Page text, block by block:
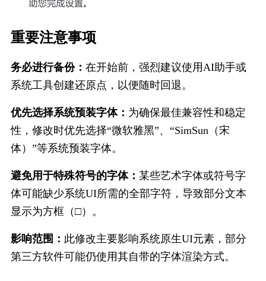
重要注​意事项
务必进行备份： 在开始前，强烈建议使用AI助手或
系统工具创建还原点，以便随时回退。
优先选择系统预装字体： 为确保最佳兼容性和稳定
性，修改时优先选择“微软雅黑”、“SimSun（宋
体）”等系统预装字体。
避免用于特殊符号的字体： 某些艺术字体或符号字
体可能缺少系统UI所需的全部字符，导致部分文本
显示为方框（□）。
影响范围： 此修改主要影响系统原生UI元素，部分
第三方软件可能仍使用其自带的字体渲染方式。